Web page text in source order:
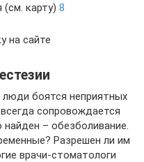
карту) 8
на сайте
боятся неприятных
сопровождается
– обезболивание.
Разрешен ли им
врачи-стоматологи